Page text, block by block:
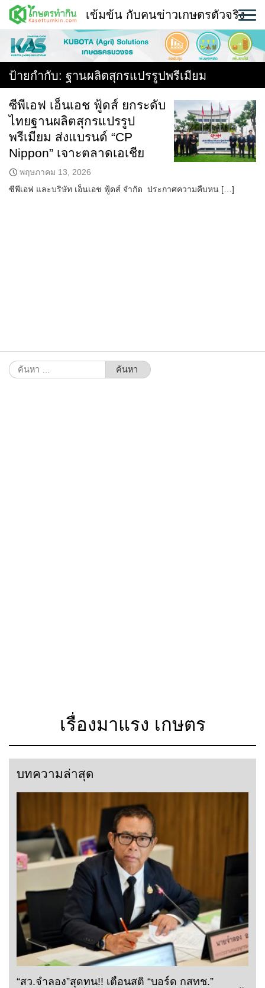
Skip
content
พืช
หน้าแรก
แวดวงเกษตร
ใคร ทำอะไร ที่ไหน
สถานีข่าววันนี้
เข้มข้น กับคนข่าวเกษตรตัวจริง
ป้ายกำกับ: ฐานผลิตสุกรแปรรูปพรีเมียม
ซีพีเอฟ เอ็นเอช ฟู้ดส์ ยกระดับ
ไทยฐานผลิตสุกรแปรรูป
พรีเมียม ส่งแบรนด์ “CP
Nippon” เจาะตลาดเอเชีย
พฤษภาคม 13, 2026
ซีพีเอฟ และบริษัท เอ็นเอช ฟู้ดส์ จำกัด ประกาศความคืบหน […]
ค้นหา
สำหรับ:
เรื่องมาแรง เกษตร
บทความล่าสุด
“สว.จำลอง”สุดทน!! เตือนสติ “บอร์ด กสทช.”